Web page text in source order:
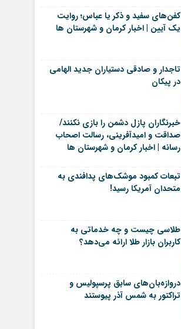
کفن‌های سفید و ذکر یا عباس؛ روایت
یک آیین | اخبار کرمان و شهرستان ها
تاجدار و صادقی دستیاران جدید الهامی
در پیکان
خبرنگاران پازل دشمن را بازی نکنند/
صداقت و امیدآفرینی، رسالت اصحاب
رسانه | اخبار کرمان و شهرستان ها
تبعات کمبود موشک‌های پدافندی به
متحدان آمریکا رسید!
طلاسی چیست و چه خدماتی به
کاربران بازار طلا ارائه می‌دهد؟
دروازه‌بان‌های سابق پرسپولیس و
تراکتور به شمس آذر پیوستند